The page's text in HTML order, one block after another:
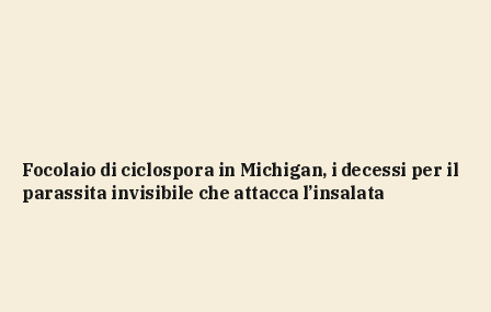
Focolaio di ciclospora in Michigan, i decessi per il
parassita invisibile che attacca l’insalata